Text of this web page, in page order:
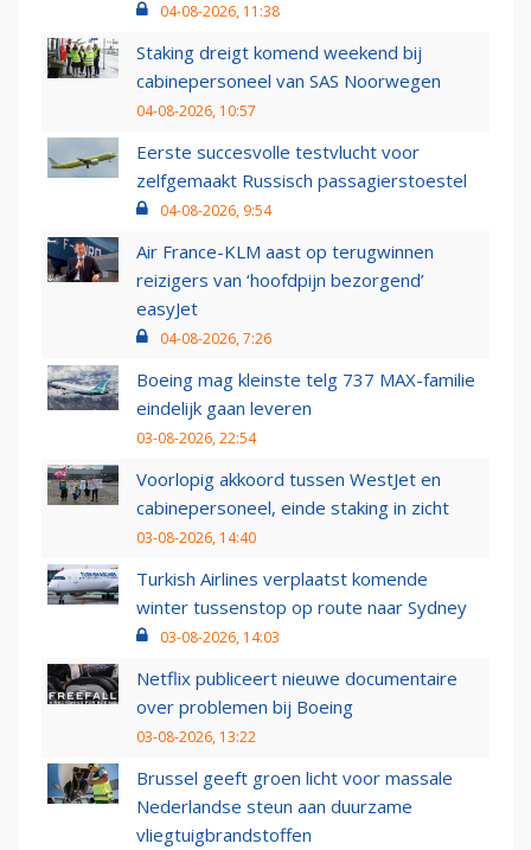
04-08-2026, 11:38
Staking dreigt komend weekend bij
cabinepersoneel van SAS Noorwegen
04-08-2026, 10:57
Eerste succesvolle testvlucht voor
zelfgemaakt Russisch passagierstoestel
04-08-2026, 9:54
Air France-KLM aast op terugwinnen
reizigers van ‘hoofdpijn bezorgend’
easyJet
04-08-2026, 7:26
Boeing mag kleinste telg 737 MAX-familie
eindelijk gaan leveren
03-08-2026, 22:54
Voorlopig akkoord tussen WestJet en
cabinepersoneel, einde staking in zicht
03-08-2026, 14:40
Turkish Airlines verplaatst komende
winter tussenstop op route naar Sydney
03-08-2026, 14:03
Netflix publiceert nieuwe documentaire
over problemen bij Boeing
03-08-2026, 13:22
Brussel geeft groen licht voor massale
Nederlandse steun aan duurzame
vliegtuigbrandstoffen